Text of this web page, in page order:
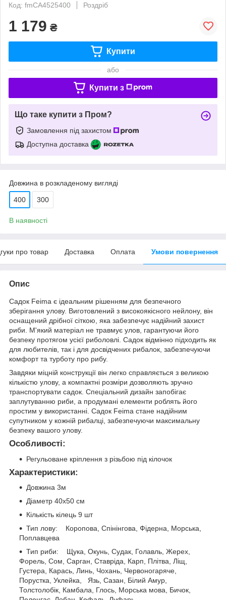
Код: fmСА4525400
Роздріб
1 179 ₴
Купити
або
Купити з
Що таке купити з Пром?
Замовлення під захистом
Доступна доставка
Довжина в розкладеному вигляді
400 300
В наявності
про товар Доставка Оплата Умови повернення
Опис
Садок Feima є ідеальним рішенням для безпечного
зберігання улову. Виготовлений з високоякісного нейлону, він
оснащений дрібної сіткою, яка забезпечує надійний захист
риби. М'який матеріал не травмує улов, гарантуючи його
безпеку протягом усієї риболовлі. Садок відмінно підходить як
для любителів, так і для досвідчених рибалок, забезпечуючи
комфорт та турботу про рибу.
Завдяки міцній конструкції він легко справляється з великою
кількістю улову, а компактні розміри дозволяють зручно
транспортувати садок. Спеціальний дизайн запобігає
заплутуванню риби, а продумані елементи роблять його
простим у використанні. Садок Feima стане надійним
супутником у кожній рибалці, забезпечуючи максимальну
безпеку вашого улову.
Особливості:
Регульоване кріплення з різьбою під кілочок
Характеристики:
Довжина 3м
Діаметр 40x50 см
Кількість кілець 9 шт
Тип лову: Коропова, Спінінгова, Фідерна, Морська,
Поплавцева
Тип риби: Щука, Окунь, Судак, Голавль, Жерех,
Форель, Сом, Сарган, Ставріда, Карп, Плітва, Ліщ,
Густера, Карась, Линь, Чохань, Червоногаряче,
Порустка, Уклейка, Язь, Сазан, Білий Амур,
Толстолобік, Камбала, Глось, Морська мова, Бичок,